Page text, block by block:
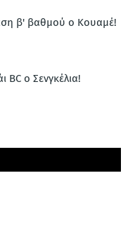
β' βαθμού ο Κουαμέ!
BC ο Σενγκέλια!